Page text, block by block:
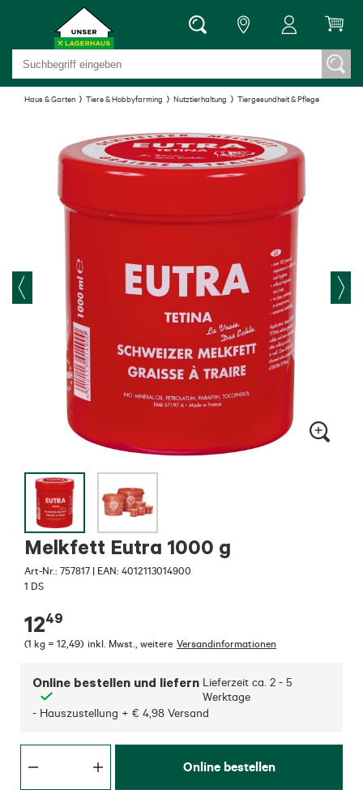
Haus & Garten Tiere & Hobbyfarming Nutztierhaltung Tiergesundheit & Pflege
Melkfett Eutra 1000 g
Art-Nr.: 757817 | EAN: 4012113014900
1 DS
1249
(1 kg = 12,49) inkl. Mwst. weitere Versandinformationen
Online bestellen und liefern Lieferzeit ca. 2 - 5
Werktage
- Hauszustellung + € 4,98 Versand
Online bestellen